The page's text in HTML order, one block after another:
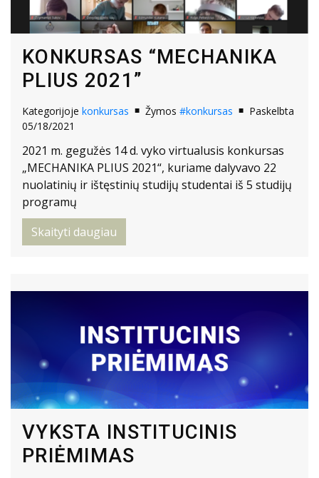
KONKURSAS “MECHANIKA
PLIUS 2021”
Kategorijoje konkursas Žymos #konkursas
Paskelbta
05/18/2021
2021 m. gegužės 14 d. vyko virtualusis konkursas
„MECHANIKA PLIUS 2021“, kuriame dalyvavo 22
nuolatinių ir ištęstinių studijų studentai iš 5 studijų
programų
Skaityti daugiau
VYKSTA INSTITUCINIS
PRIĖMIMAS